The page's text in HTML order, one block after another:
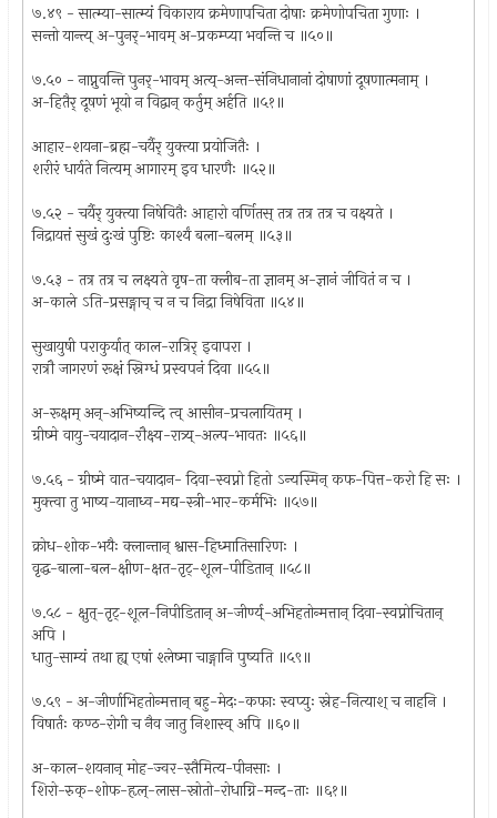
७.४९ - सात्म्या-सात्म्यं विकाराय क्रमेणापचिता दोषाः क्रमेणोपचिता गुणाः ।
सन्तो यान्त्य् अ-पुनर्-भावम् अ-प्रकम्प्या भवन्ति च ॥५०॥
७.५० - नाप्नुवन्ति पुनर्-भावम् अत्य्-अन्त-संनिधानानां दोषाणां दूषणात्मनाम् ।
अ-हितैर् दूषणं भूयो न विद्वान् कर्तुम् अर्हति ॥५१॥
आहार-शयना-ब्रह्म-चर्यैर् युक्त्या प्रयोजितैः ।
शरीरं धार्यते नित्यम् आगारम् इव धारणैः ॥५२॥
७.५२ - चर्यैर् युक्त्या निषेवितैः आहारो वर्णितस् तत्र तत्र तत्र च वक्ष्यते ।
निद्रायत्तं सुखं दुःखं पुष्टिः कार्श्यं बला-बलम् ॥५३॥
७.५३ - तत्र तत्र च लक्ष्यते वृष-ता क्लीब-ता ज्ञानम् अ-ज्ञानं जीवितं न च ।
अ-काले ऽति-प्रसङ्गाच् च न च निद्रा निषेविता ॥५४॥
सुखायुषी पराकुर्यात् काल-रात्रिर् इवापरा ।
रात्रौ जागरणं रूक्षं स्निग्धं प्रस्वपनं दिवा ॥५५॥
अ-रूक्षम् अन्-अभिष्यन्दि त्व् आसीन-प्रचलायितम् ।
ग्रीष्मे वायु-चयादान-रौक्ष्य-रात्र्य्-अल्प-भावतः ॥५६॥
७.५६ - ग्रीष्मे वात-चयादान- दिवा-स्वप्नो हितो ऽन्यस्मिन् कफ-पित्त-करो हि सः ।
मुक्त्वा तु भाष्य-यानाध्व-मद्य-स्त्री-भार-कर्मभिः ॥५७॥
क्रोध-शोक-भयैः क्लान्तान् श्वास-हिध्मातिसारिणः ।
वृद्ध-बाला-बल-क्षीण-क्षत-तृट्-शूल-पीडितान् ॥५८॥
७.५८ - क्षुत्-तृट्-शूल-निपीडितान् अ-जीर्ण्य्-अभिहतोन्मत्तान् दिवा-स्वप्नोचितान्
अपि ।
धातु-साम्यं तथा ह्य् एषां श्लेष्मा चाङ्गानि पुष्यति ॥५९॥
७.५९ - अ-जीर्णाभिहतोन्मत्तान् बहु-मेदः-कफाः स्वप्युः स्नेह-नित्याश् च नाहनि ।
विषार्तः कण्ठ-रोगी च नैव जातु निशास्व् अपि ॥६०॥
अ-काल-शयनान् मोह-ज्वर-स्तैमित्य-पीनसाः ।
शिरो-रुक्-शोफ-हृल्-लास-स्रोतो-रोधाग्नि-मन्द-ताः ॥६१॥